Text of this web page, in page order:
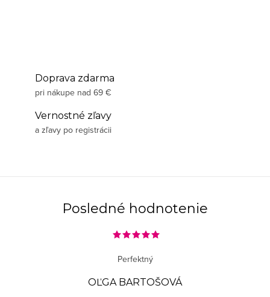
Doprava zdarma
pri nákupe nad 69 €
Vernostné zľavy
a zľavy po registrácii
Posledné hodnotenie
Perfektný
OĽGA BARTOŠOVÁ